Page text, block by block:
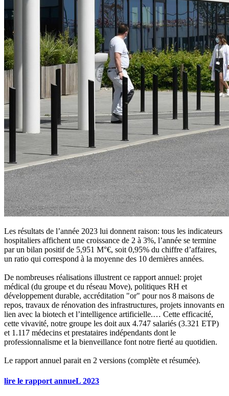
Les résultats de l’année 2023 lui donnent raison: tous les indicateurs
hospitaliers affichent une croissance de 2 à 3%, l’année se termine
par un bilan positif de 5,951 M°€, soit 0,95% du chiffre d’affaires,
un ratio qui correspond à la moyenne des 10 dernières années.
De nombreuses réalisations illustrent ce rapport annuel: projet
médical (du groupe et du réseau Move), politiques RH et
développement durable, accréditation "or" pour nos 8 maisons de
repos, travaux de rénovation des infrastructures, projets innovants en
lien avec la biotech et l’intelligence artificielle.… Cette efficacité,
cette vivavité, notre groupe les doit aux 4.747 salariés (3.321 ETP)
et 1.117 médecins et prestataires indépendants dont le
professionnalisme et la bienveillance font notre fierté au quotidien.
Le rapport annuel parait en 2 versions (complète et résumée).
lire le rapport annueL 2023